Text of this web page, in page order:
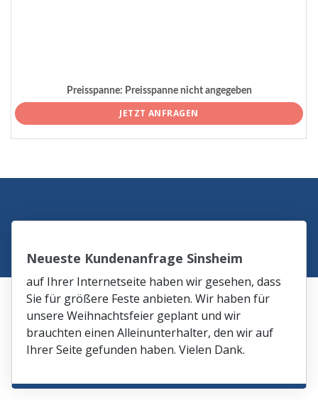
Preisspanne: Preisspanne nicht angegeben
JETZT ANFRAGEN
Neueste Kundenanfrage Sinsheim
auf Ihrer Internetseite haben wir gesehen, dass
Sie für größere Feste anbieten. Wir haben für
unsere Weihnachtsfeier geplant und wir
brauchten einen Alleinunterhalter, den wir auf
Ihrer Seite gefunden haben. Vielen Dank.